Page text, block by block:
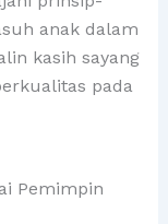
anak dalam
kasih sayang
pada
Pemimpin